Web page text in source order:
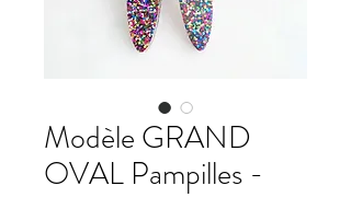
Modèle GRAND
OVAL Pampilles -